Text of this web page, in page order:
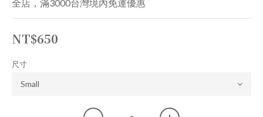
全店，滿3000台灣境內免運優惠
NT$650
尺寸